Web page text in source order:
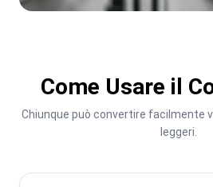
Come Usare il
Chiunque può convertire facilmente
leggeri.